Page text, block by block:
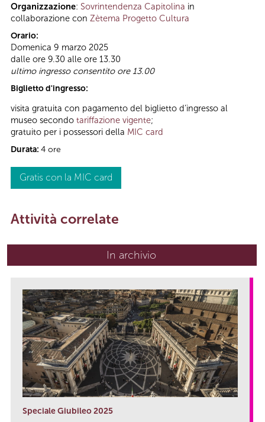
Organizzazione: Sovrintendenza Capitolina in
collaborazione con Zètema Progetto Cultura
Orario:
Domenica 9 marzo 2025
dalle ore 9.30 alle ore 13.30
ultimo ingresso consentito ore 13.00
Biglietto d'ingresso:
visita gratuita con pagamento del biglietto d’ingresso al
museo secondo tariffazione vigente;
gratuito per i possessori della MIC card
Durata: 4 ore
Gratis con la MIC card
Attività correlate
In archivio
Speciale Giubileo 2025